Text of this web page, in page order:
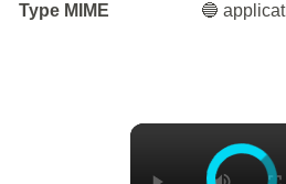
Type MIME 🔵